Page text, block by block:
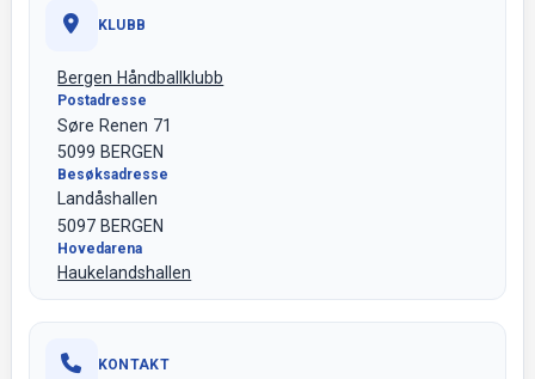
KLUBB
Bergen Håndballklubb
Postadresse
Søre Renen 71
5099 BERGEN
Besøksadresse
Landåshallen
5097 BERGEN
Hovedarena
Haukelandshallen
KONTAKT